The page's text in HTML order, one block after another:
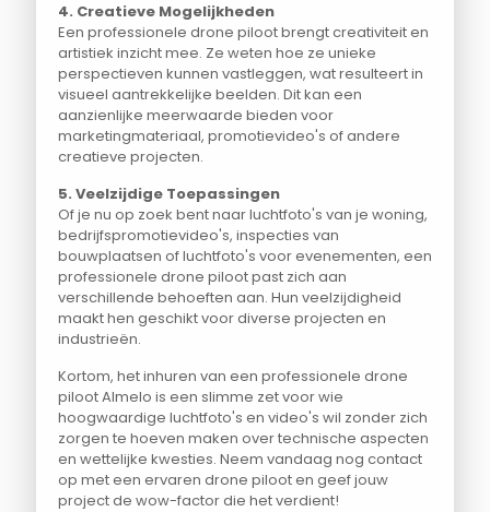
4. Creatieve Mogelijkheden
Een professionele drone piloot brengt creativiteit en
artistiek inzicht mee. Ze weten hoe ze unieke
perspectieven kunnen vastleggen, wat resulteert in
visueel aantrekkelijke beelden. Dit kan een
aanzienlijke meerwaarde bieden voor
marketingmateriaal, promotievideo's of andere
creatieve projecten.
5. Veelzijdige Toepassingen
Of je nu op zoek bent naar luchtfoto's van je woning,
bedrijfspromotievideo's, inspecties van
bouwplaatsen of luchtfoto's voor evenementen, een
professionele drone piloot past zich aan
verschillende behoeften aan. Hun veelzijdigheid
maakt hen geschikt voor diverse projecten en
industrieën.
Kortom, het inhuren van een professionele drone
piloot Almelo is een slimme zet voor wie
hoogwaardige luchtfoto's en video's wil zonder zich
zorgen te hoeven maken over technische aspecten
en wettelijke kwesties. Neem vandaag nog contact
op met een ervaren drone piloot en geef jouw
project de wow-factor die het verdient!